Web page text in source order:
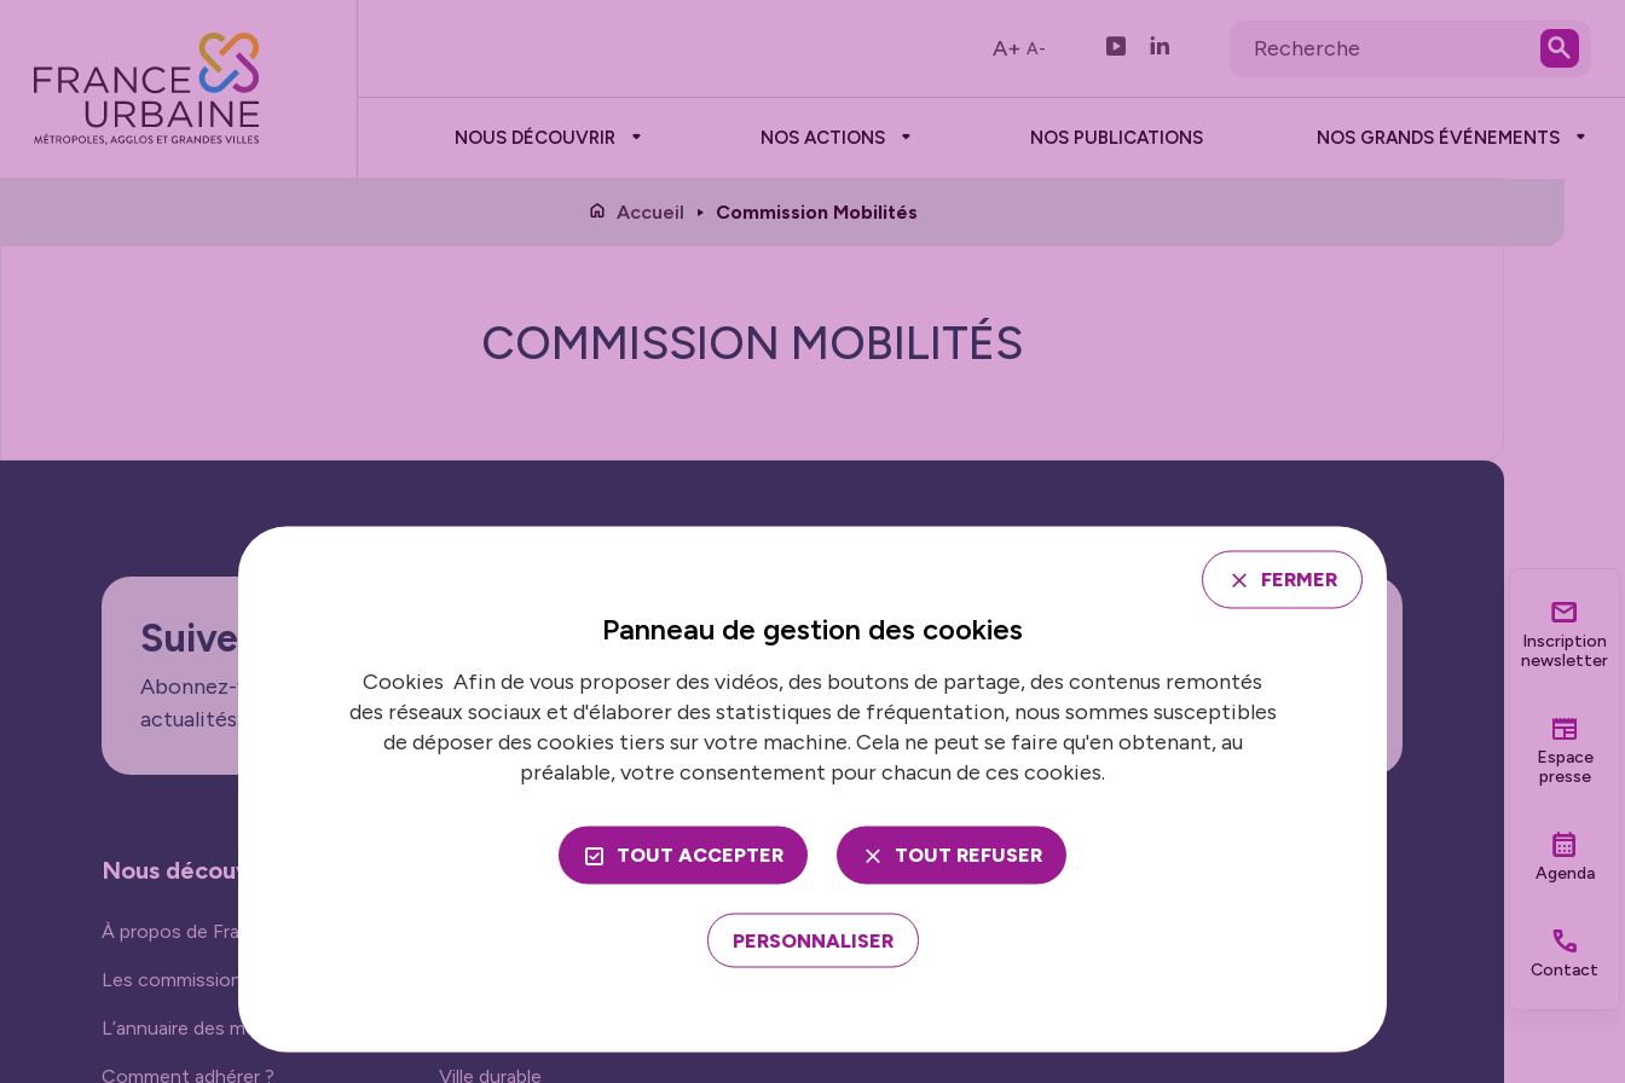
A+ A-
NOUS DÉCOUVRIR NOS ACTIONS NOS PUBLICATIONS NOS GRANDS ÉVÉNEMENTS
Inscription
newsletter
Espace
presse
Agenda
Contact
Accueil Commission Mobilités
COMMISSION MOBILITÉS
Suivez nos informations en temps réel
Abonnez-vous aux lettres d'informations de France urbaine pour suivre toutes nos
actualités.
NEWSLETTER
Nous découvrir
À propos de France urbaine
Les commissions
L’annuaire des membres
Comment adhérer ?
Nos actions
Ville durable
Nos publications
Presse
FERMER
Panneau de gestion des cookies
Cookies Afin de vous proposer des vidéos, des boutons de partage, des contenus remontés
des réseaux sociaux et d'élaborer des statistiques de fréquentation, nous sommes susceptibles
de déposer des cookies tiers sur votre machine. Cela ne peut se faire qu'en obtenant, au
préalable, votre consentement pour chacun de ces cookies.
TOUT ACCEPTER TOUT REFUSER
PERSONNALISER